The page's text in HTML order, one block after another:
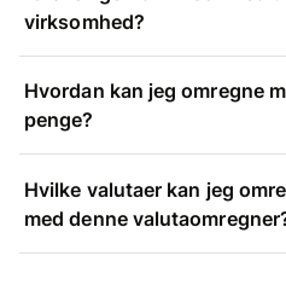
virksomhed?
Hvordan kan jeg omregne
penge?
Hvilke valutaer kan jeg
med denne